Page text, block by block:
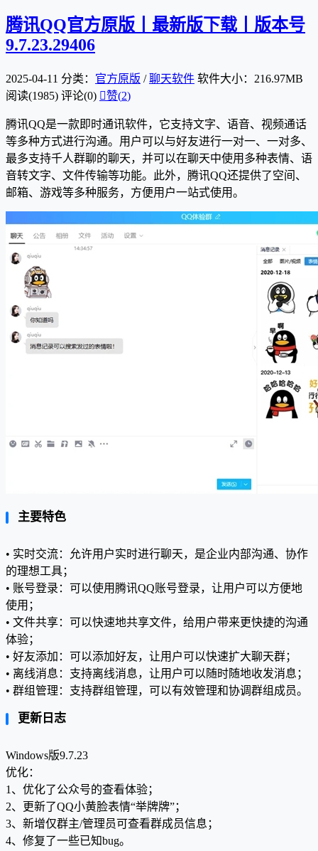
腾讯QQ官方原版丨最新版下载丨版本号
9.7.23.29406
2025-04-11 分类： 官方原版 /聊天软件 软件大小：216.97MB
阅读(1985) 评论(0) 赞(2)
腾讯QQ是一款即时通讯软件，它支持文字、语音、视频通话
等多种方式进行沟通。用户可以与好友进行一对一、一对多、
最多支持千人群聊的聊天，并可以在聊天中使用多种表情、语
音转文字、文件传输等功能。此外，腾讯QQ还提供了空间、
邮箱、游戏等多种服务，方便用户一站式使用。
主要特色
• 实时交流：允许用户实时进行聊天，是企业内部沟通、协作
的理想工具；
• 账号登录：可以使用腾讯QQ账号登录，让用户可以方便地
使用；
• 文件共享：可以快速地共享文件，给用户带来更快捷的沟通
体验；
• 好友添加：可以添加好友，让用户可以快速扩大聊天群；
• 离线消息：支持离线消息，让用户可以随时随地收发消息；
• 群组管理：支持群组管理，可以有效管理和协调群组成员。
更新日志
Windows版9.7.23
优化：
1、优化了公众号的查看体验；
2、更新了QQ小黄脸表情“举牌牌”；
3、新增仅群主/管理员可查看群成员信息；
4、修复了一些已知bug。